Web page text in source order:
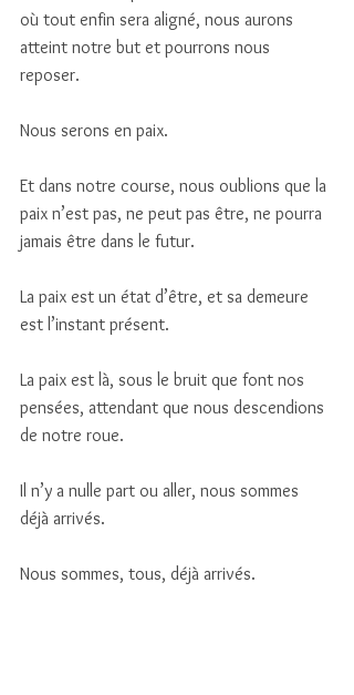
où tout enfin sera aligné, nous aurons
atteint notre but et pourrons nous
reposer.
Nous serons en paix.
Et dans notre course, nous oublions que la
paix n’est pas, ne peut pas être, ne pourra
jamais être dans le futur.
La paix est un état d’être, et sa demeure
est l’instant présent.
La paix est là, sous le bruit que font nos
pensées, attendant que nous descendions
de notre roue.
Il n’y a nulle part ou aller, nous sommes
déjà arrivés.
Nous sommes, tous, déjà arrivés.